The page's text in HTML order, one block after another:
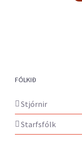
FÓLKIÐ
Stjórnir
Starfsfólk